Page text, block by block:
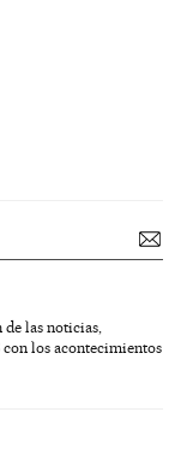
las noticias,
los acontecimientos